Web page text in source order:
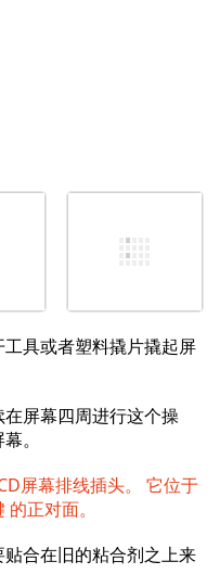
具或者塑料撬片撬起屏
屏幕四周进行这个操
。
屏幕排线插头。 它位于
正对面。
合在旧的粘合剂之上来